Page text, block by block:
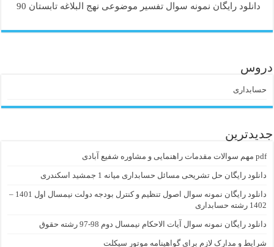
دانلود رایگان نمونه سوال تفسیر موضوعی نهج البلاغه تابستان 90
دروس
حسابداری
جدیدترین
pdf مهم سوالات مقدمات راهنمایی و مشاوره شفیع آبادی
دانلود رایگان حل تشریحی مسائل حسابداری میانه 1 جمشید اسکندری
دانلود رایگان نمونه سوال اصول تنظیم و کنترل بودجه دولت نیمسال اول 1401 –
1402 رشته حسابداری
دانلود رایگان نمونه سوال آیات الاحکام نیمسال دوم 98-97 رشته حقوق
شرایط و مدارک لازم برای گواهینامه موتور سیکلت